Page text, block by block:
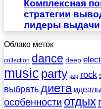
Комплексная
стратегии
лидеры выдачи
Облако меток
collection dance deep
music party pop rock
выбратьдиета
особенности отдых